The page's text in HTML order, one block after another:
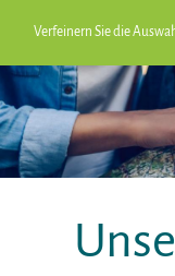
Verfeinern Sie die